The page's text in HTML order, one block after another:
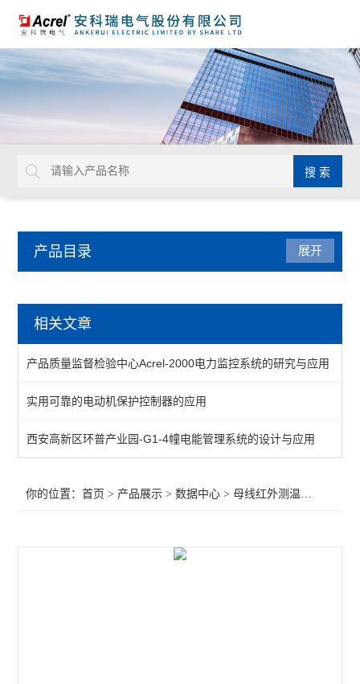
产品目录
电池监测模块
低压母线接触式测温模块
母线红外测温监控装置
智能小母线监控 多功能电力仪表
查看全部 >>
展开
相关文章
产品质量监督检验中心Acrel-2000电力监控系统的研究与应用
实用可靠的电动机保护控制器的应用
西安高新区环普产业园-G1-4幢电能管理系统的设计与应用
你的位置：首页 > 产品展示 >数据中心 >母线红外测温监控装置